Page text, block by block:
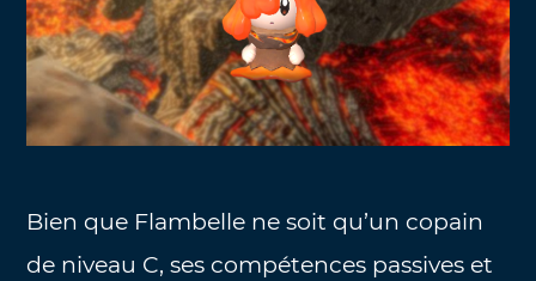
Bien que Flambelle ne soit qu’un copain
de niveau C, ses compétences passives et